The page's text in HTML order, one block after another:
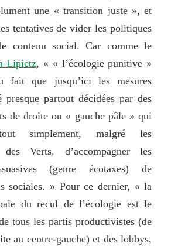
une « transition juste », et
tentatives de vider les politiques
contenu social. Car comme le
Lipietz, « « l’écologie punitive »
fait que jusqu’ici les mesures
presque partout décidées par des
de droite ou « gauche pâle » qui
simplement, malgré les
des Verts, d’accompagner les
(genre écotaxes) de
sociales. » Pour ce dernier, « la
du recul de l’écologie est le
tous les partis productivistes (de
au centre-gauche) et des lobbys,